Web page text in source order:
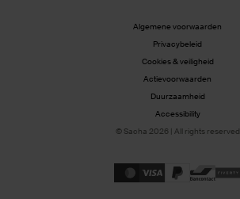
Algemene voorwaarden
Privacybeleid
Cookies & veiligheid
Actievoorwaarden
Duurzaamheid
Accessibility
© Sacha 2026 | All rights reserved